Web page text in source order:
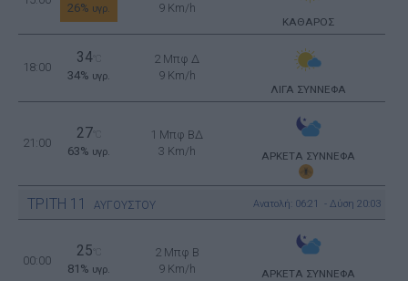
26% υγρ.
9 Km/h
ΚΑΘΑΡΟΣ
18:00
34°C
34% υγρ.
2 Μπφ Δ
9 Km/h
ΛΙΓΑ ΣΥΝΝΕΦΑ
21:00
27
63% υγρ.
1 Μπφ ΒΔ
3 Km/h
ΑΡΚΕΤΑ ΣΥΝΝΕΦΑ
ΤΡΙΤΗ 11 ΑΥΓΟΥΣΤΟΥ Ανατολή: 06:21 - Δύση 20:03
00:00
25
81% υγρ.
2 Μπφ B
9 Km/h
ΑΡΚΕΤΑ ΣΥΝΝΕΦΑ